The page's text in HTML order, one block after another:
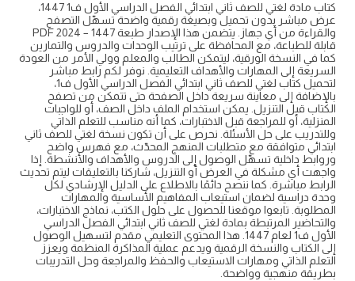
كتاب مادة لغتي للصف ثاني ابتدائي الفصل الدراسي الأول ف1 1447،
عرض مباشر بدون تحميل وبصيغة رقمية واضحة تسهّل التصفح
والقراءة من أي جهاز. يتضمن هذا الإصدار طبعة 1447 – 2024 PDF
قابلة للطباعة، مع المحافظة على ترتيب الوحدات والدروس والتمارين
كما في النسخة الورقية، ليتمكن الطالب والمعلم وولي الأمر من العودة
السريعة إلى المهارات والأهداف التعليمية. نوفر لكم رابط مباشر
لتحميل كتاب لغتي للصف ثاني ابتدائي الفصل الدراسي الأول ف1،
بالإضافة إلى معاينة سريعة داخل الصفحة حتى تتمكن من تصفح
الكتاب قبل التنزيل. يمكن استخدام الملف داخل الصف، أو للواجبات
المنزلية، أو للمراجعة قبل الاختبارات، كما أنه مناسب للتعلم الذاتي
وللتدريب على حل الأسئلة. نحرص على أن تكون نسخة لغتي للصف ثاني
ابتدائي متوافقة مع متطلبات المنهج المحدّث، مع فهرس واضح
وروابط داخلية تسهّل الوصول إلى الدروس والأهداف والأنشطة. إذا
واجهت أي مشكلة في العرض أو التنزيل، شاركنا بالتعليقات ليتم تحديث
الرابط مباشرة. كما ننصح دائمًا بالاطلاع على الدليل الإرشادي لكل
وحدة دراسية لضمان استيعاب المفاهيم الأساسية والمهارات
المطلوبة. تابعوا موقعنا للحصول على حلول الكتب، نماذج الاختبارات،
والتحاضير المرتبطة بمادة لغتي للصف ثاني ابتدائي الفصل الدراسي
الأول ف1 لعام 1447. هذا المحتوى التعليمي مقدم لتسهيل الوصول
إلى الكتاب والنسخة الرقمية ويدعم عملية المذاكرة المنظمة ويعزز
التعلم الذاتي ومهارات الاستيعاب والحفظ والمراجعة وحل التدريبات
بطريقة منهجية وواضحة.